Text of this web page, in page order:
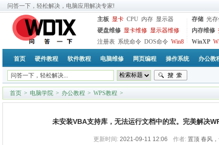
问答一下，轻松解决，电脑应用解决专家!
主板 显卡 CPU 内存 显示器
硬盘维修 显卡维修 显示器维修
注册表 系统命令 DOS命令 Win8
存储 光
内存维修
WinXP
首页 硬件教程 软件教程 电脑维修 网页编程 操作系统 办公教
首页 > 电脑学院 > 办公教程 > WPS教程 >
未安装VBA支持库，无法运行文档中的宏。完美解决
更新时间: 2021-09-11 12:06 作者: 置顶 春风